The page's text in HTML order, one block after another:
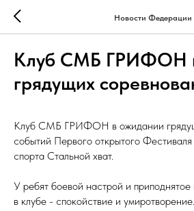
Новости Федерации
Клуб СМБ ГРИФОН
грядущих
Клуб СМБ ГРИФОН в ожидании
событий Первого открытого
спорта Стальной хват.
У ребят боевой настрой и
в клубе - спокойствие и